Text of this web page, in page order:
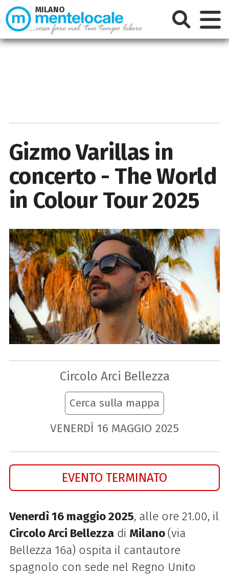
Gizmo Varillas in
concerto - The World
in Colour Tour 2025
Circolo Arci Bellezza
Cerca sulla mappa
VENERDÌ 16 MAGGIO 2025
EVENTO TERMINATO
Venerdì 16 maggio 2025, alle ore 21.00, il
Circolo Arci Bellezzadi Milano(via
Bellezza 16a) ospita il cantautore
spagnolo con sede nel Regno Unito
MILANO